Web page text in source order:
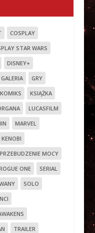
COSPLAY
STAR WARS
DISNEY+
GALERIA
GRY
KOMIKS
KSIĄŻKA
LUCASFILM
MARVEL
PRZEBUDZENIE MOCY
ONE
SERIAL
SOLO
TRAILER